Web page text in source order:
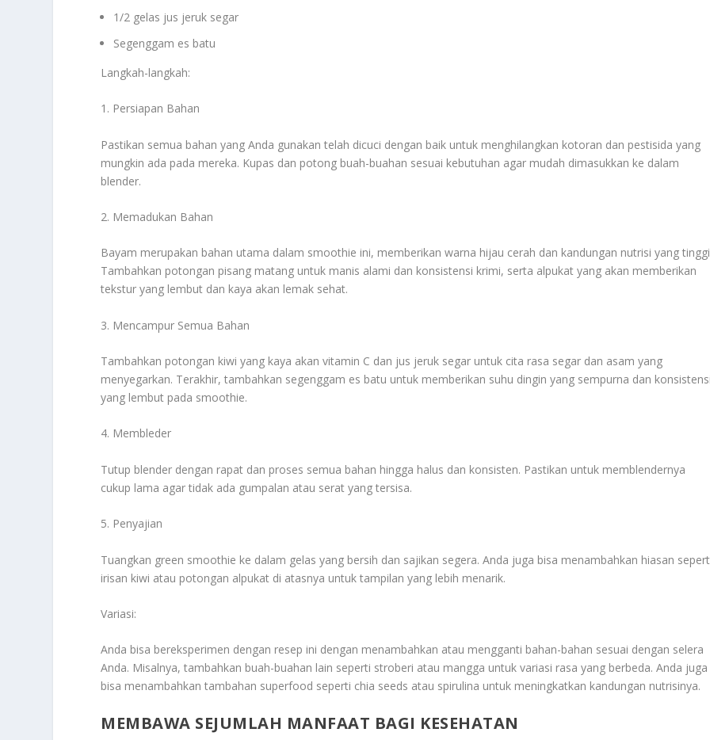
1/2 gelas jus jeruk segar
Segenggam es batu
Langkah-langkah:
1. Persiapan Bahan
Pastikan semua bahan yang Anda gunakan telah dicuci dengan baik untuk menghilangkan kotoran dan pestisida yang
mungkin ada pada mereka. Kupas dan potong buah-buahan sesuai kebutuhan agar mudah dimasukkan ke dalam
blender.
2. Memadukan Bahan
Bayam merupakan bahan utama dalam smoothie ini, memberikan warna hijau cerah dan kandungan nutrisi yang
Tambahkan potongan pisang matang untuk manis alami dan konsistensi krimi, serta alpukat yang akan memberikan
tekstur yang lembut dan kaya akan lemak sehat.
3. Mencampur Semua Bahan
Tambahkan potongan kiwi yang kaya akan vitamin C dan jus jeruk segar untuk cita rasa segar dan asam yang
menyegarkan. Terakhir, tambahkan segenggam es batu untuk memberikan suhu dingin yang sempurna dan
yang lembut pada smoothie.
4. Membleder
Tutup blender dengan rapat dan proses semua bahan hingga halus dan konsisten. Pastikan untuk memblendernya
cukup lama agar tidak ada gumpalan atau serat yang tersisa.
5. Penyajian
Tuangkan green smoothie ke dalam gelas yang bersih dan sajikan segera. Anda juga bisa menambahkan hiasan
irisan kiwi atau potongan alpukat di atasnya untuk tampilan yang lebih menarik.
Variasi:
Anda bisa bereksperimen dengan resep ini dengan menambahkan atau mengganti bahan-bahan sesuai dengan selera
Anda. Misalnya, tambahkan buah-buahan lain seperti stroberi atau mangga untuk variasi rasa yang berbeda. Anda juga
bisa menambahkan tambahan superfood seperti chia seeds atau spirulina untuk meningkatkan kandungan nutrisinya.
MEMBAWA SEJUMLAH MANFAAT BAGI KESEHATAN